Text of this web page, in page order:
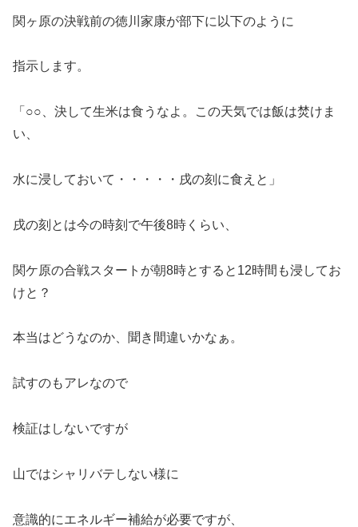
関ヶ原の決戦前の徳川家康が部下に以下のように
指示します。
「○○、決して生米は食うなよ。この天気では飯は焚けま
い、
水に浸しておいて・・・・・戌の刻に食えと」
戌の刻とは今の時刻で午後8時くらい、
関ケ原の合戦スタートが朝8時とすると12時間も浸してお
けと？
本当はどうなのか、聞き間違いかなぁ。
試すのもアレなので
検証はしないですが
山ではシャリバテしない様に
意識的にエネルギー補給が必要ですが、